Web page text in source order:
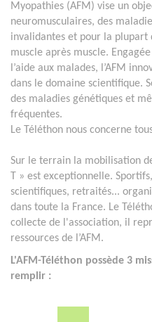
Myopathies (AFM) vise un
neuromusculaires, des
invalidantes et pour la plupart
muscle après muscle.
l’aide aux malades, l’AFM
dans le domaine scientifique.
des maladies génétiques et
fréquentes.
Le Téléthon nous concerne
Sur le terrain la mobilisation
T » est exceptionnelle.
scientifiques, retraités...
dans toute la France. Le
collecte de l'association, il
ressources de l’AFM.
L'AFM-Téléthon possède 3
remplir :